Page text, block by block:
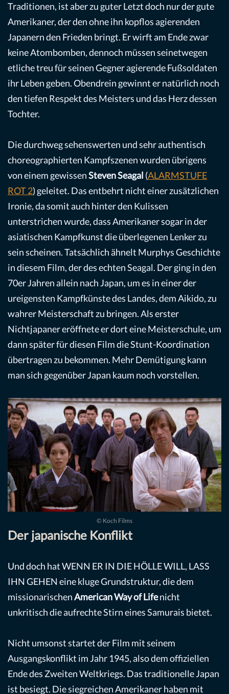
Traditionen, ist aber zu guter Letzt doch nur der gute
Amerikaner, der den ohne ihn kopflos agierenden
Japanern den Frieden bringt. Er wirft am Ende zwar
keine Atombomben, dennoch müssen seinetwegen
etliche treu für seinen Gegner agierende Fußsoldaten
ihr Leben geben. Obendrein gewinnt er natürlich noch
den tiefen Respekt des Meisters und das Herz dessen
Tochter.
Die durchweg sehenswerten und sehr authentisch
choreographierten Kampfszenen wurden übrigens
von einem gewissenSteven Seagal (ALARMSTUFE
ROT 2) geleitet. Das entbehrt nicht einer zusätzlichen
Ironie, da somit auch hinter den Kulissen
unterstrichen wurde, dass Amerikaner sogar in der
asiatischen Kampfkunst die überlegenen Lenker zu
sein scheinen. Tatsächlich ähnelt Murphys Geschichte
in diesem Film, der des echten Seagal. Der ging in den
70er Jahren allein nach Japan, um es in einer der
ureigensten Kampfkünste des Landes, dem Aikido, zu
wahrer Meisterschaft zu bringen. Als erster
Nichtjapaner eröffnete er dort eine Meisterschule, um
dann später für diesen Film die Stunt-Koordination
übertragen zu bekommen. Mehr Demütigung kann
man sich gegenüber Japan kaum noch vorstellen.
© Koch Films
Der japanische Konflikt
Und doch hat WENN ER IN DIE HÖLLE WILL, LASS
IHN GEHEN eine kluge Grundstruktur, die dem
missionarischenAmerican Way of Lifenicht
unkritisch die aufrechte Stirn eines Samurais bietet.
Nicht umsonst startet der Film mit seinem
Ausgangskonflikt im Jahr 1945, also dem offiziellen
Ende des Zweiten Weltkriegs. Das traditionelle Japan
ist besiegt. Die siegreichen Amerikaner haben mit